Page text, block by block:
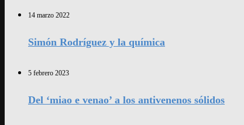
14 marzo 2022
Simón Rodríguez y la química
5 febrero 2023
Del ‘miao e venao’ a los antivenenos sólidos